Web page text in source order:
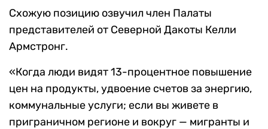
Схожую позицию озвучил член Палаты
представителей от Северной Дакоты Келли
Армстронг.
«Когда люди видят 13-процентное повышение
цен на продукты, удвоение счетов за энергию,
коммунальные услуги; если вы живете в
приграничном регионе и вокруг — мигранты и